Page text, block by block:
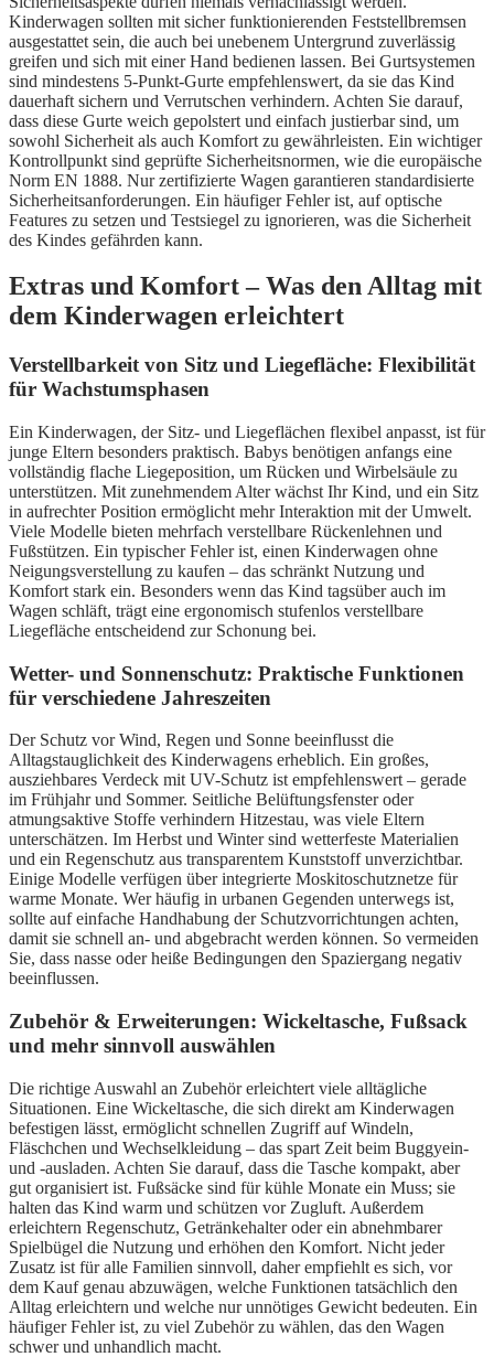
Kinderwagen sollten mit sicher funktionierenden Feststellbremsen
ausgestattet sein, die auch bei unebenem Untergrund zuverlässig
greifen und sich mit einer Hand bedienen lassen. Bei Gurtsystemen
sind mindestens 5-Punkt-Gurte empfehlenswert, da sie das Kind
dauerhaft sichern und Verrutschen verhindern. Achten Sie darauf,
dass diese Gurte weich gepolstert und einfach justierbar sind, um
sowohl Sicherheit als auch Komfort zu gewährleisten. Ein wichtiger
Kontrollpunkt sind geprüfte Sicherheitsnormen, wie die europäische
Norm EN 1888. Nur zertifizierte Wagen garantieren standardisierte
Sicherheitsanforderungen. Ein häufiger Fehler ist, auf optische
Features zu setzen und Testsiegel zu ignorieren, was die Sicherheit
des Kindes gefährden kann.
Extras und Komfort – Was den Alltag mit
dem Kinderwagen erleichtert
Verstellbarkeit von Sitz und Liegefläche: Flexibilität
für Wachstumsphasen
Ein Kinderwagen, der Sitz- und Liegeflächen flexibel anpasst, ist für
junge Eltern besonders praktisch. Babys benötigen anfangs eine
vollständig flache Liegeposition, um Rücken und Wirbelsäule zu
unterstützen. Mit zunehmendem Alter wächst Ihr Kind, und ein Sitz
in aufrechter Position ermöglicht mehr Interaktion mit der Umwelt.
Viele Modelle bieten mehrfach verstellbare Rückenlehnen und
Fußstützen. Ein typischer Fehler ist, einen Kinderwagen ohne
Neigungsverstellung zu kaufen – das schränkt Nutzung und
Komfort stark ein. Besonders wenn das Kind tagsüber auch im
Wagen schläft, trägt eine ergonomisch stufenlos verstellbare
Liegefläche entscheidend zur Schonung bei.
Wetter- und Sonnenschutz: Praktische Funktionen
für verschiedene Jahreszeiten
Der Schutz vor Wind, Regen und Sonne beeinflusst die
Alltagstauglichkeit des Kinderwagens erheblich. Ein großes,
ausziehbares Verdeck mit UV-Schutz ist empfehlenswert – gerade
im Frühjahr und Sommer. Seitliche Belüftungsfenster oder
atmungsaktive Stoffe verhindern Hitzestau, was viele Eltern
unterschätzen. Im Herbst und Winter sind wetterfeste Materialien
und ein Regenschutz aus transparentem Kunststoff unverzichtbar.
Einige Modelle verfügen über integrierte Moskitoschutznetze für
warme Monate. Wer häufig in urbanen Gegenden unterwegs ist,
sollte auf einfache Handhabung der Schutzvorrichtungen achten,
damit sie schnell an- und abgebracht werden können. So vermeiden
Sie, dass nasse oder heiße Bedingungen den Spaziergang negativ
beeinflussen.
Zubehör & Erweiterungen: Wickeltasche, Fußsack
und mehr sinnvoll auswählen
Die richtige Auswahl an Zubehör erleichtert viele alltägliche
Situationen. Eine Wickeltasche, die sich direkt am Kinderwagen
befestigen lässt, ermöglicht schnellen Zugriff auf Windeln,
Fläschchen und Wechselkleidung – das spart Zeit beim Buggyein-
und -ausladen. Achten Sie darauf, dass die Tasche kompakt, aber
gut organisiert ist. Fußsäcke sind für kühle Monate ein Muss; sie
halten das Kind warm und schützen vor Zugluft. Außerdem
erleichtern Regenschutz, Getränkehalter oder ein abnehmbarer
Spielbügel die Nutzung und erhöhen den Komfort. Nicht jeder
Zusatz ist für alle Familien sinnvoll, daher empfiehlt es sich, vor
dem Kauf genau abzuwägen, welche Funktionen tatsächlich den
Alltag erleichtern und welche nur unnötiges Gewicht bedeuten. Ein
häufiger Fehler ist, zu viel Zubehör zu wählen, das den Wagen
schwer und unhandlich macht.